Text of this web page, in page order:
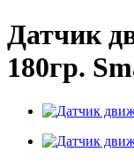
Датчик
180гр.